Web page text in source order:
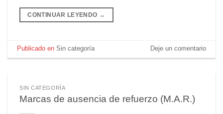
CONTINUAR LEYENDO →
Publicado enSin categoría Deje un comentario
SIN CATEGORÍA
Marcas de ausencia de refuerzo (M.A.R.)